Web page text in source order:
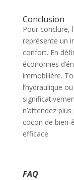
Conclusion
Pour conclure,
représente un
confort. En
économies
immobilière.
l’hydraulique
n’attendez
cocon de
efficace.
FAQ